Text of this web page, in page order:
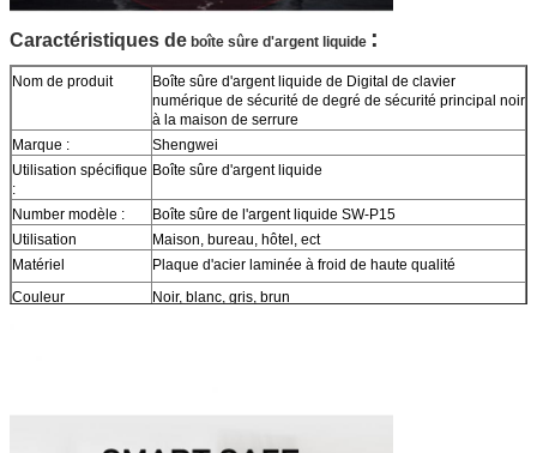
Caractéristiques de boîte sûre d'argent liquide :
Nom de produit
Boîte sûre d'argent liquide de Digital de clavier
numérique de sécurité de degré de sécurité principal noir
à la maison de serrure
Marque :
Shengwei
Utilisation spécifique
:
Boîte sûre d'argent liquide
Number modèle :
Boîte sûre de l'argent liquide SW-P15
Utilisation
Maison, bureau, hôtel, ect
Matériel
Plaque d'acier laminée à froid de haute qualité
Couleur
Noir, blanc, gris, brun